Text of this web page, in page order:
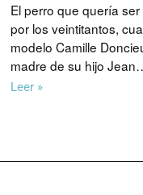
El perro que quería
por los veintitantos,
modelo Camille
madre de su hijo
Leer »